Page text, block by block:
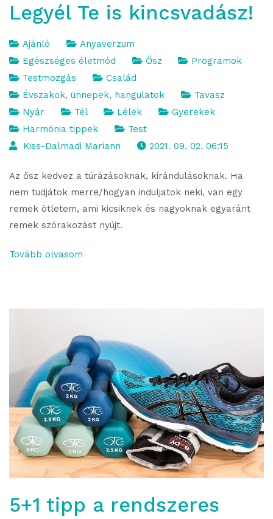
Legyél Te is kincsvadász!
Ajánló
Anyaverzum
Egészséges életmód
Ősz
Programok
Testmozgás
Család
Évszakok, ünnepek, hangulatok
Tavasz
Nyár
Tél Lélek
Gyerekek
Harmónia tippek
Test
Kiss-Dalmadi Mariann
2021. 09. 02. 06:15
Az ősz kedvez a túrázásoknak, kirándulásoknak. Ha
nem tudjátok merre/hogyan induljatok neki, van egy
remek ötletem, ami kicsiknek és nagyoknak egyaránt
remek szórakozást nyújt.
Tovább olvasom
5+1 tipp a rendszeres